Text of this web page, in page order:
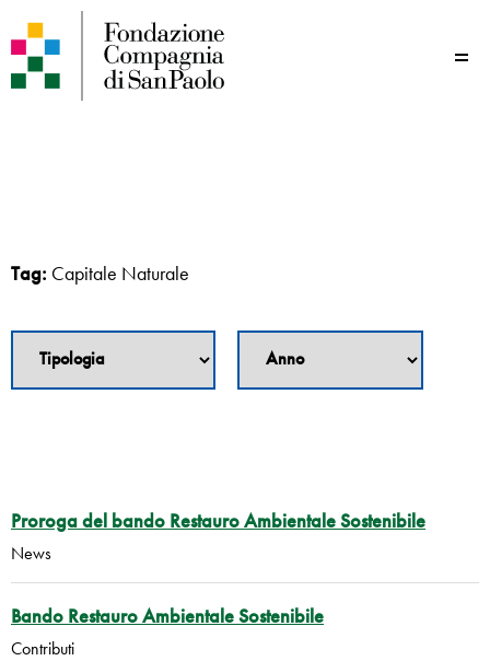
Tag: Capitale Naturale
Proroga del bando Restauro Ambientale Sostenibile
News
Bando Restauro Ambientale Sostenibile
Contributi